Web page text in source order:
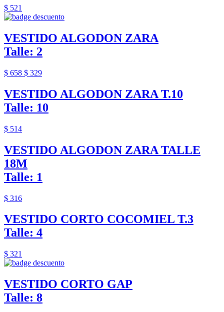
$ 521
VESTIDO ALGODON ZARA
Talle: 2
$ 658 $ 329
VESTIDO ALGODON ZARA T.10
Talle: 10
$ 514
VESTIDO ALGODON ZARA TALLE
18M
Talle: 1
$ 316
VESTIDO CORTO COCOMIEL T.3
Talle: 4
$ 321
VESTIDO CORTO GAP
Talle: 8